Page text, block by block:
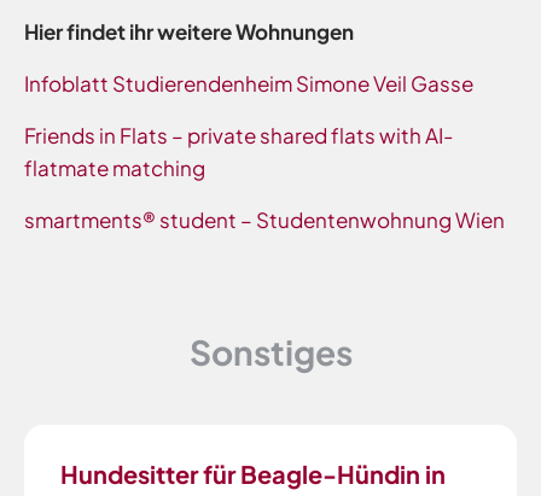
Hier findet ihr weitere Wohnungen
Infoblatt Studierendenheim Simone Veil Gasse
Friends in Flats – private shared flats with AI-
flatmate matching
smartments® student – Studentenwohnung Wien
Sonstiges
Hundesitter für Beagle-Hündin in